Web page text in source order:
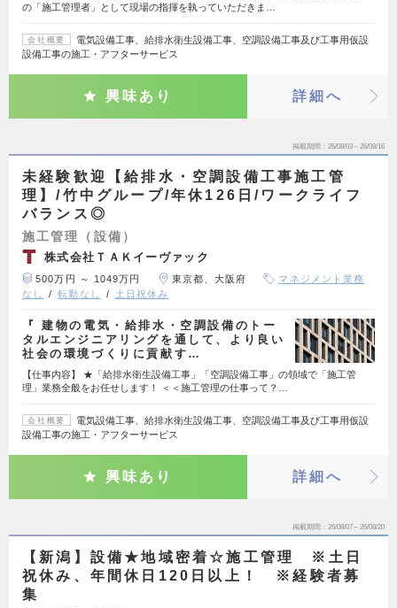
の「施工管理者」として現場の指揮を執っていただきま…
会社概要
電気設備工事、給排水衛生設備工事、空調設備工事及び工事用仮設
設備工事の施工・アフターサービス
興味あり 詳細へ
掲載期間 26/08/03～26/08/16
未経験歓迎【給排水・空調設備工事施工管
理】/竹中グループ/年休126日/ワークライフ
バランス◎
施工管理（設備）
株式会社ＴＡＫイーヴァック
500万円 ～ 1049万円 東京都、大阪府
マネジメント業務
なし
転勤なし 土日祝休み
『 建物の電気・給排水・空調設備のトー
タルエンジニアリングを通して、より良い
社会の環境づくりに貢献す…
【仕事内容】 ★「給排水衛生設備工事」「空調設備工事」の領域で「施工管
理」業務全般をお任せします！ ＜＜施工管理の仕事って？…
会社概要
電気設備工事、給排水衛生設備工事、空調設備工事及び工事用仮設
設備工事の施工・アフターサービス
興味あり 詳細へ
掲載期間 26/08/07～26/08/20
【新潟】設備★地域密着☆施工管理 ※土日
祝休み、年間休日120日以上！ ※経験者募
集